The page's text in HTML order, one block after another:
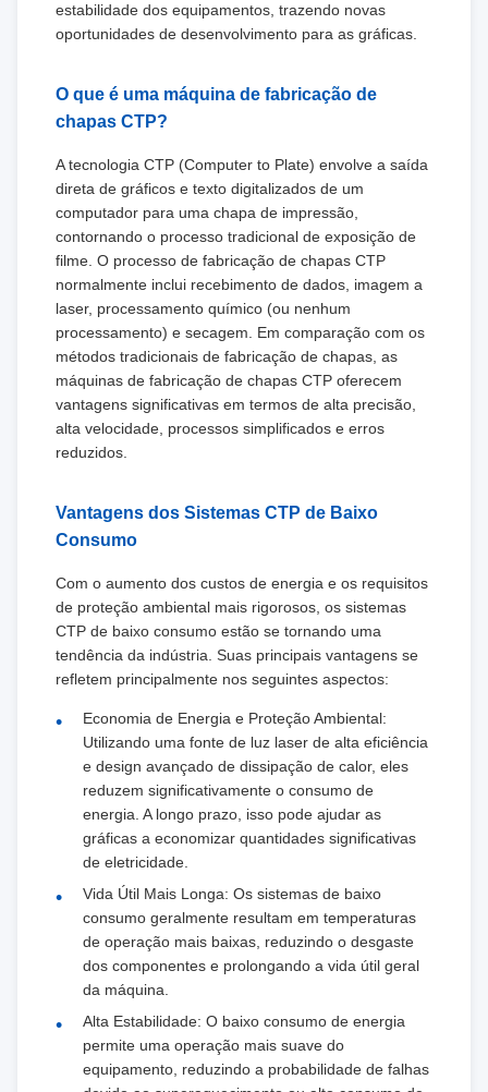
estabilidade dos equipamentos, trazendo novas
oportunidades de desenvolvimento para as gráficas.
O que é uma máquina de fabricação de
chapas CTP?
A tecnologia CTP (Computer to Plate) envolve a saída
direta de gráficos e texto digitalizados de um
computador para uma chapa de impressão,
contornando o processo tradicional de exposição de
filme. O processo de fabricação de chapas CTP
normalmente inclui recebimento de dados, imagem a
laser, processamento químico (ou nenhum
processamento) e secagem. Em comparação com os
métodos tradicionais de fabricação de chapas, as
máquinas de fabricação de chapas CTP oferecem
vantagens significativas em termos de alta precisão,
alta velocidade, processos simplificados e erros
reduzidos.
Vantagens dos Sistemas CTP de Baixo
Consumo
Com o aumento dos custos de energia e os requisitos
de proteção ambiental mais rigorosos, os sistemas
CTP de baixo consumo estão se tornando uma
tendência da indústria. Suas principais vantagens se
refletem principalmente nos seguintes aspectos:
Economia de Energia e Proteção Ambiental:
Utilizando uma fonte de luz laser de alta eficiência
e design avançado de dissipação de calor, eles
reduzem significativamente o consumo de
energia. A longo prazo, isso pode ajudar as
gráficas a economizar quantidades significativas
de eletricidade.
Vida Útil Mais Longa: Os sistemas de baixo
consumo geralmente resultam em temperaturas
de operação mais baixas, reduzindo o desgaste
dos componentes e prolongando a vida útil geral
da máquina.
Alta Estabilidade: O baixo consumo de energia
permite uma operação mais suave do
equipamento, reduzindo a probabilidade de falhas